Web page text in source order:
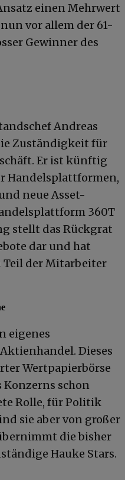
einen Mehrwert
vor allem der 61-
Gewinner des
Andreas
Zuständigkeit für
Er ist künftig
Handelsplattformen,
neue Asset-
360T
stellt das Rückgrat
dar und hat
Teil der Mitarbeiter
eigenes
Dieses
Wertpapierbörse
Konzerns schon
Rolle, für Politik
sie aber von großer
die bisher
Hauke Stars.